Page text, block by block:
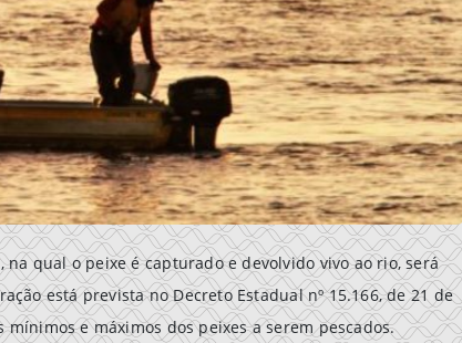
qual o peixe é capturado e devolvido vivo ao rio, será
está prevista no Decreto Estadual nº 15.166, de 21 de
e máximos dos peixes a serem pescados.